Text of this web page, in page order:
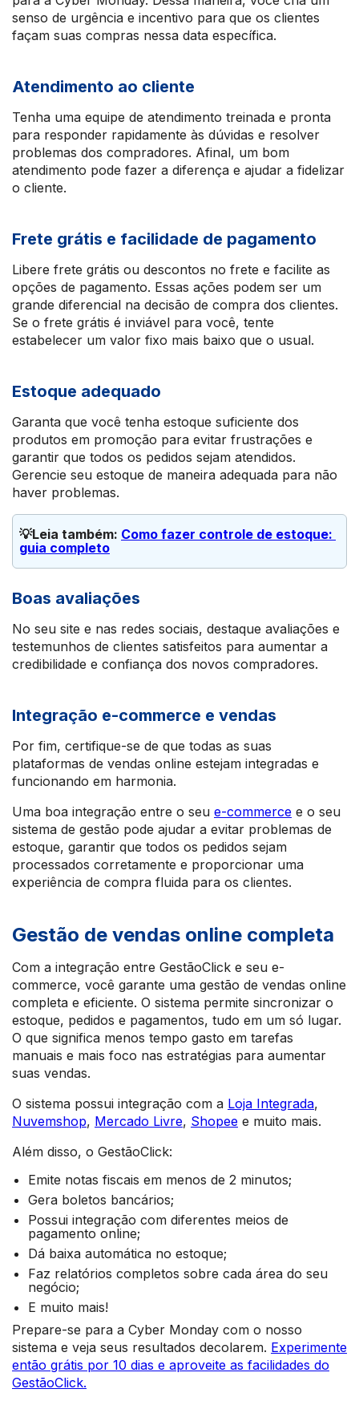
senso de urgência e incentivo para que os clientes
façam suas compras nessa data específica.
Atendimento ao cliente
Tenha uma equipe de atendimento treinada e pronta
para responder rapidamente às dúvidas e resolver
problemas dos compradores. Afinal, um bom
atendimento pode fazer a diferença e ajudar a fidelizar
o cliente.
Frete grátis e facilidade de pagamento
Libere frete grátis ou descontos no frete e facilite as
opções de pagamento. Essas ações podem ser um
grande diferencial na decisão de compra dos clientes.
Se o frete grátis é inviável para você, tente
estabelecer um valor fixo mais baixo que o usual.
Estoque adequado
Garanta que você tenha estoque suficiente dos
produtos em promoção para evitar frustrações e
garantir que todos os pedidos sejam atendidos.
Gerencie seu estoque de maneira adequada para não
haver problemas.
💡Leia também: Como fazer controle de estoque:
guia completo
Boas avaliações
No seu site e nas redes sociais, destaque avaliações e
testemunhos de clientes satisfeitos para aumentar a
credibilidade e confiança dos novos compradores.
Integração e-commerce e vendas
Por fim, certifique-se de que todas as suas
plataformas de vendas online estejam integradas e
funcionando em harmonia.
Uma boa integração entre o seu e-commerce e o seu
sistema de gestão pode ajudar a evitar problemas de
estoque, garantir que todos os pedidos sejam
processados corretamente e proporcionar uma
experiência de compra fluida para os clientes.
Gestão de vendas online completa
Com a integração entre GestãoClick e seu e-
commerce, você garante uma gestão de vendas online
completa e eficiente. O sistema permite sincronizar o
estoque, pedidos e pagamentos, tudo em um só lugar.
O que significa menos tempo gasto em tarefas
manuais e mais foco nas estratégias para aumentar
suas vendas.
O sistema possui integração com a Loja Integrada,
Nuvemshop, Mercado Livre, Shopee e muito mais.
Além disso, o GestãoClick:
Emite notas fiscais em menos de 2 minutos;
Gera boletos bancários;
Possui integração com diferentes meios de
pagamento online;
Dá baixa automática no estoque;
Faz relatórios completos sobre cada área do seu
negócio;
E muito mais!
Prepare-se para a Cyber Monday com o nosso
sistema e veja seus resultados decolarem. Experimente
então grátis por 10 dias e aproveite as facilidades do
GestãoClick.